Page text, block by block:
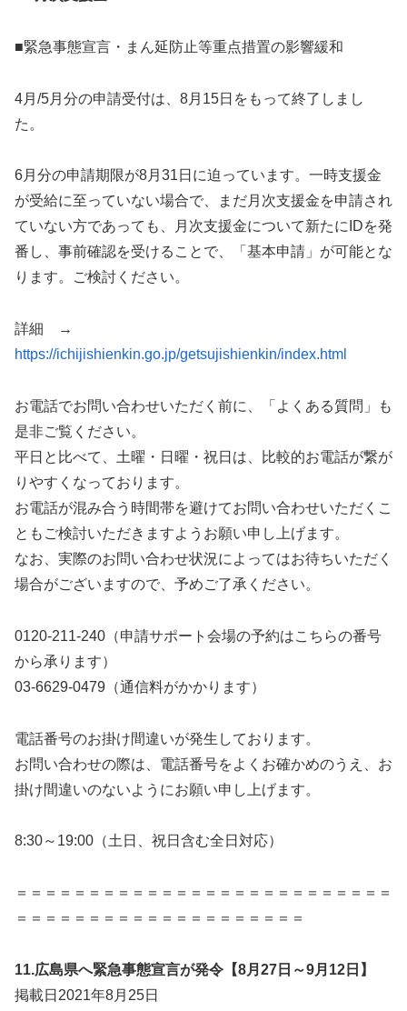
■緊急事態宣言・まん延防止等重点措置の影響緩和
4月/5月分の申請受付は、8月15日をもって終了しまし
た。
6月分の申請期限が8月31日に迫っています。一時支援金
が受給に至っていない場合で、まだ月次支援金を申請され
ていない方であっても、月次支援金について新たにIDを発
番し、事前確認を受けることで、「基本申請」が可能とな
ります。ご検討ください。
詳細 →
https://ichijishienkin.go.jp/getsujishienkin/index.html
お電話でお問い合わせいただく前に、「よくある質問」も
是非ご覧ください。
平日と比べて、土曜・日曜・祝日は、比較的お電話が繋が
りやすくなっております。
お電話が混み合う時間帯を避けてお問い合わせいただくこ
ともご検討いただきますようお願い申し上げます。
なお、実際のお問い合わせ状況によってはお待ちいただく
場合がございますので、予めご了承ください。
0120-211-240（申請サポート会場の予約はこちらの番号
から承ります）
03-6629-0479（通信料がかかります）
電話番号のお掛け間違いが発生しております。
お問い合わせの際は、電話番号をよくお確かめのうえ、お
掛け間違いのないようにお願い申し上げます。
8:30～19:00（土日、祝日含む全日対応）
＝＝＝＝＝＝＝＝＝＝＝＝＝＝＝＝＝＝＝＝＝＝＝＝＝＝
＝＝＝＝＝＝＝＝＝＝＝＝＝＝＝＝＝＝＝＝
11.広島県へ緊急事態宣言が発令【8月27日～9月12日】
掲載日2021年8月25日